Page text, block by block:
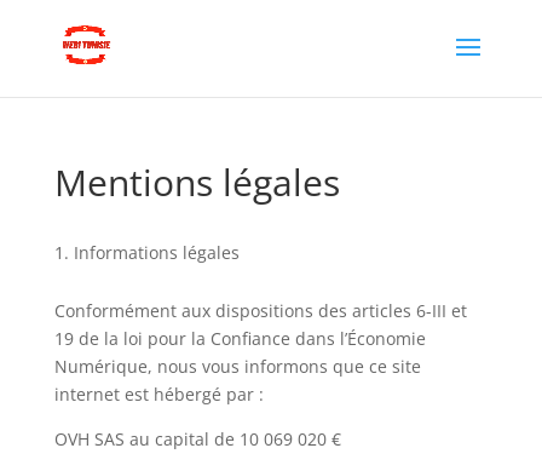
Mentions légales
Informations légales
Conformément aux dispositions des articles 6-III et
19 de la loi pour la Confiance dans l’Économie
Numérique, nous vous informons que ce site
internet est hébergé par :
OVH SAS au capital de 10 069 020 €